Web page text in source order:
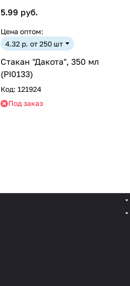
5.99 руб.
Цена оптом:
4.32 р. от 250 шт
Стакан "Дакота", 350 мл
(PI0133)
Код: 121924
Под заказ